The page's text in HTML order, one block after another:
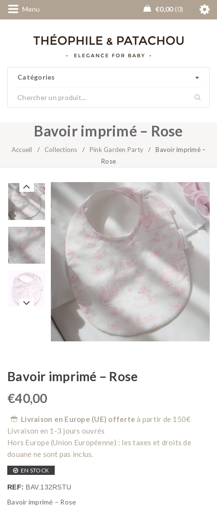
Menu €0,00 0
Catégories
Bavoir imprimé – Rose
Accueil / Collections / Pink Garden Party /
Bavoir imprimé –
Rose
Bavoir imprimé – Rose
€40,00
Livraison en Europe (UE) offerte à partir de 150€
Livraison en 1-3 jours ouvrés
Hors Europe (Union Européenne) : les taxes et droits de
douane ne sont pas inclus.
EN STOCK
REF: BAV.132RSTU
Bavoir imprimé – Rose